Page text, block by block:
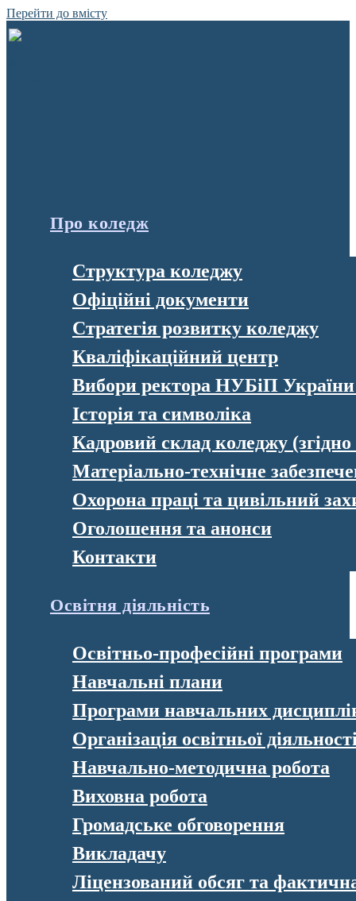
Перейти до вмісту
Про коледж
Структура коледжу
Офіційні документи
Стратегія розвитку коледжу
Кваліфікаційний центр
Вибори ректора НУБіП України
Історія та символіка
Кадровий склад коледжу
Матеріально-технічне
Охорона праці та цивільний
Оголошення та анонси
Контакти
Освітня діяльність
Освітньо-професійні програми
Навчальні плани
Програми навчальних
Організація освітньої
Навчально-методична робота
Виховна робота
Громадське обговорення
Викладачу
Ліцензований обсяг та